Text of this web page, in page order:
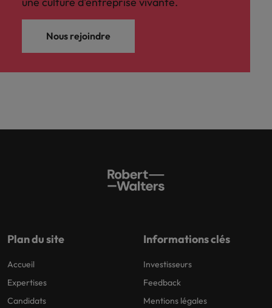
Nous rejoindre
Plan du site
Accueil
Expertises
Candidats
Informations clés
Investisseurs
Feedback
Mentions légales